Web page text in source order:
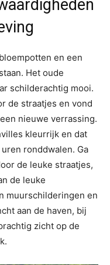
en een
Het oude
schilderachtig mooi.
de straatjes en vond
nieuwe verrassing.
kleurrijk en dat
ronddwalen. Ga
de leuke straatjes,
de leuke
muurschilderingen en
aan de haven, bij
zicht op de